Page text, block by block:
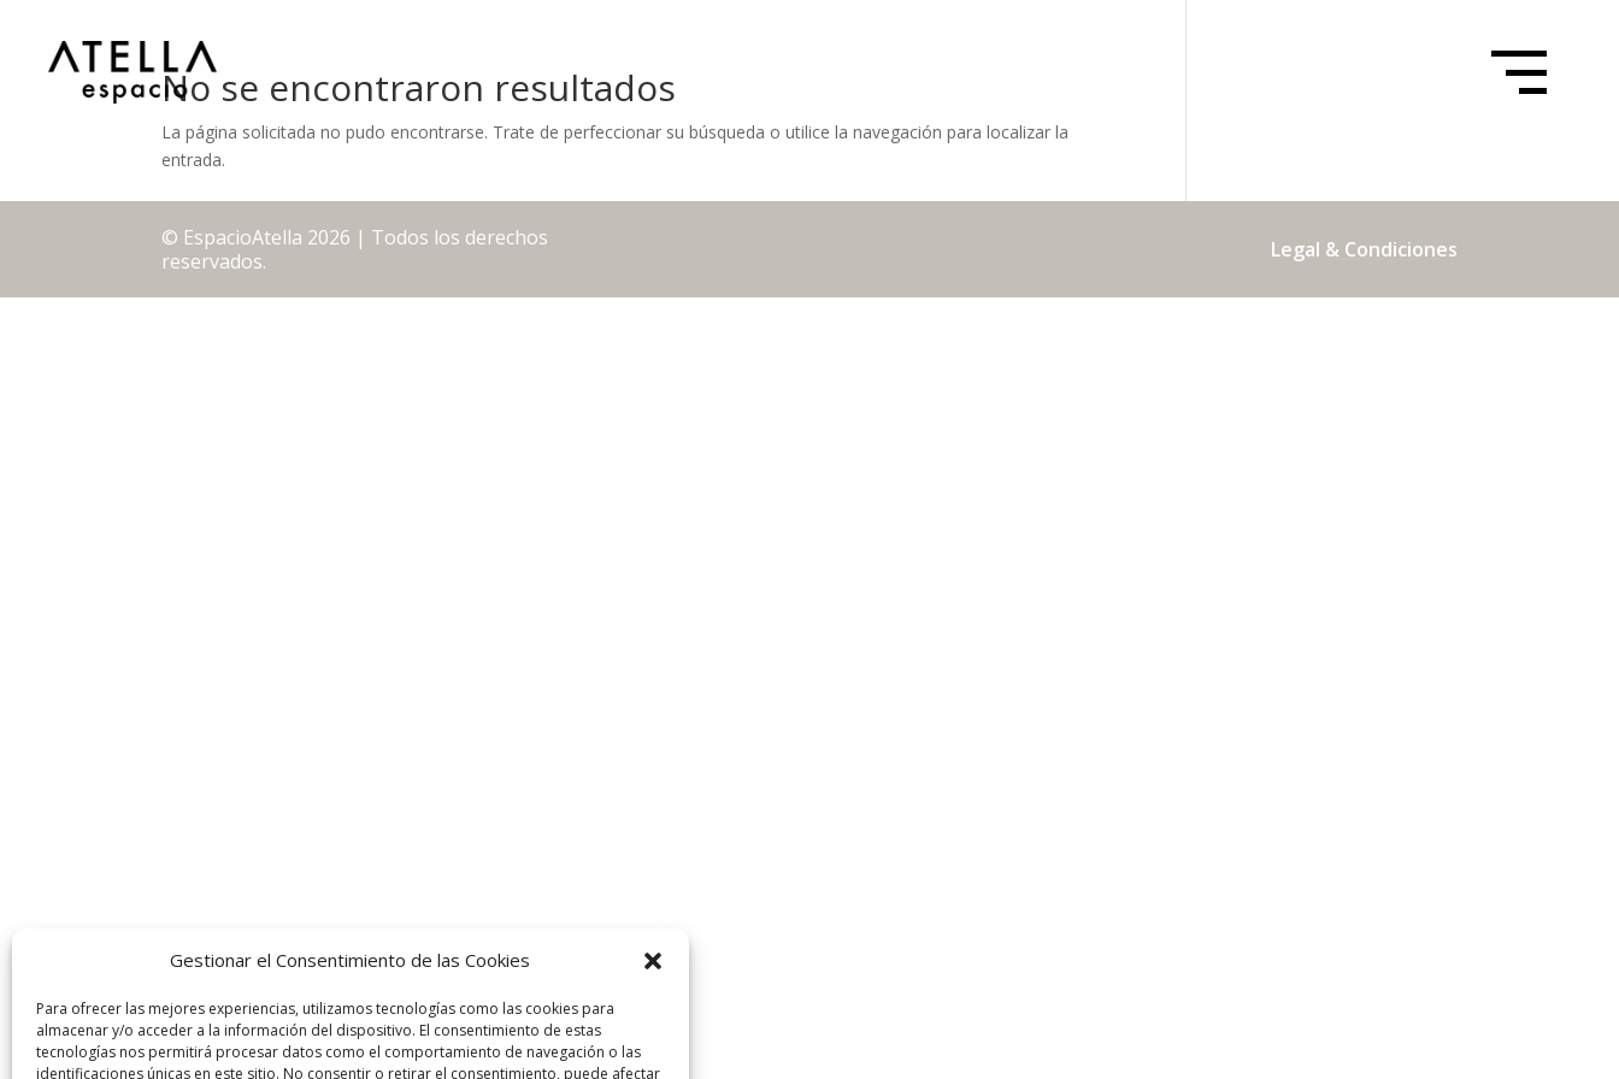
Gestionar el Consentimiento de las Cookies
Para ofrecer las mejores experiencias, utilizamos tecnologías como las cookies para
almacenar y/o acceder a la información del dispositivo. El consentimiento de estas
tecnologías nos permitirá procesar datos como el comportamiento de navegación o las
identificaciones únicas en este sitio. No consentir o retirar el consentimiento, puede afectar
No se encontraron resultados
La página solicitada no pudo encontrarse. Trate de perfeccionar su búsqueda o utilice la navegación para localizar la
entrada.
© EspacioAtella 2026 | Todos los derechos
reservados.
Legal & Condiciones